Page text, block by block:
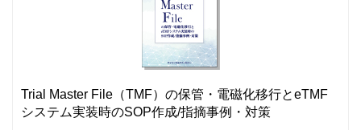
Trial Master File（TMF）の保管・電磁化移行とeTMF
システム実装時のSOP作成/指摘事例・対策